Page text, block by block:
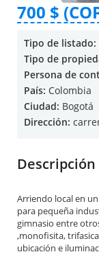
700 $
Tipo de listado:
Tipo de
Persona de
País: Colombia
Ciudad: Bogotá
Dirección:
Descripción
Arriendo local en
para pequeña
gimnasio entre
,monofisita,
ubicación e